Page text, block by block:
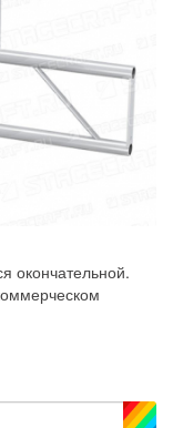
окончательной.